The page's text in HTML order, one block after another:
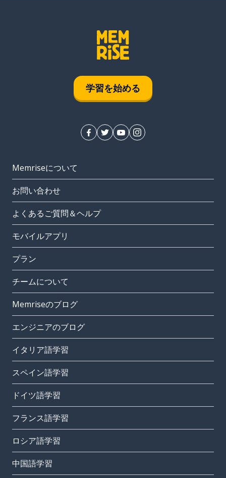
学習を始める
Memriseについて
お問い合わせ
よくあるご質問＆ヘルプ
モバイルアプリ
プラン
チームについて
Memriseのブログ
エンジニアのブログ
イタリア語学習
スペイン語学習
ドイツ語学習
フランス語学習
ロシア語学習
中国語学習